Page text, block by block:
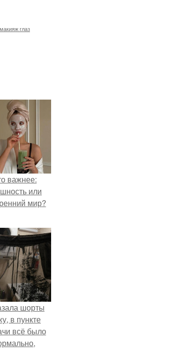
глаз
важнее:
или
мир?
шорты
в пункте
всё было